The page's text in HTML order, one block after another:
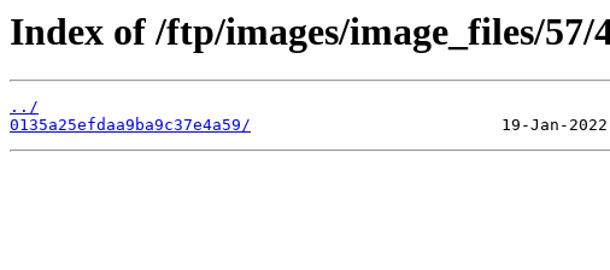
Index of /ftp/images/image_files/57/
../
0135a25efdaa9ba9c37e4a59/